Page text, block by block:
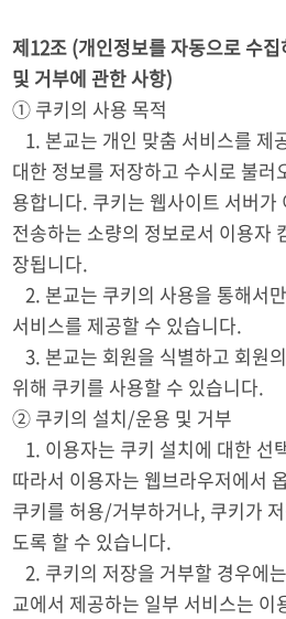
제12조 (개인정보를 자동으로 수
및 거부에 관한 사항)
① 쿠키의 사용 목적
1. 본교는 개인 맞춤 서비스를 제
대한 정보를 저장하고 수시로 불
용합니다. 쿠키는 웹사이트 서버가
전송하는 소량의 정보로서 이용자
장됩니다.
2. 본교는 쿠키의 사용을 통해서
서비스를 제공할 수 있습니다.
3. 본교는 회원을 식별하고 회원
위해 쿠키를 사용할 수 있습니다.
② 쿠키의 설치/운용 및 거부
1. 이용자는 쿠키 설치에 대한 선
따라서 이용자는 웹브라우저에서
쿠키를 허용/거부하거나, 쿠키가
도록 할 수 있습니다.
2. 쿠키의 저장을 거부할 경우에
교에서 제공하는 일부 서비스는 이